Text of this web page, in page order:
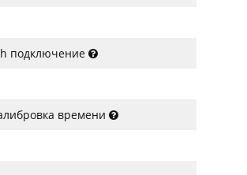
подключение
времени